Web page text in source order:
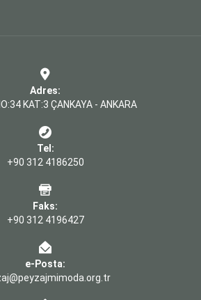
Adres:
KAT:3 ÇANKAYA - ANKARA
Tel:
+90 312 4186250
Faks:
+90 312 4196427
e-Posta: